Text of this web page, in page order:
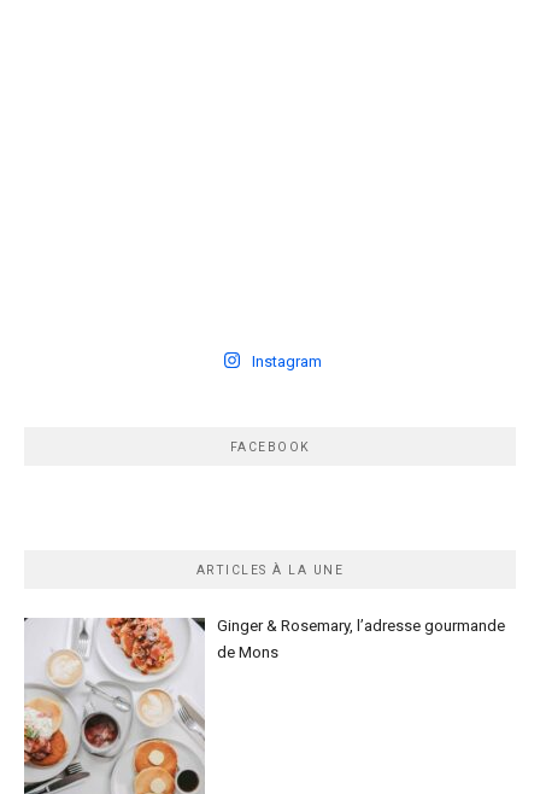
Instagram
FACEBOOK
ARTICLES À LA UNE
Ginger & Rosemary, l’adresse gourmande
de Mons